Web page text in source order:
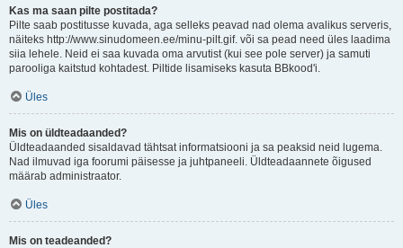
Kas ma saan pilte postitada?
Pilte saab postitusse kuvada, aga selleks peavad nad olema avalikus serveris,
näiteks http://www.sinudomeen.ee/minu-pilt.gif. või sa pead need üles laadima
siia lehele. Neid ei saa kuvada oma arvutist (kui see pole server) ja samuti
parooliga kaitstud kohtadest. Piltide lisamiseks kasuta BBkood'i.
Üles
Mis on üldteadaanded?
Üldteadaanded sisaldavad tähtsat informatsiooni ja sa peaksid neid lugema.
Nad ilmuvad iga foorumi päisesse ja juhtpaneeli. Üldteadaannete õigused
määrab administraator.
Üles
Mis on teadeanded?